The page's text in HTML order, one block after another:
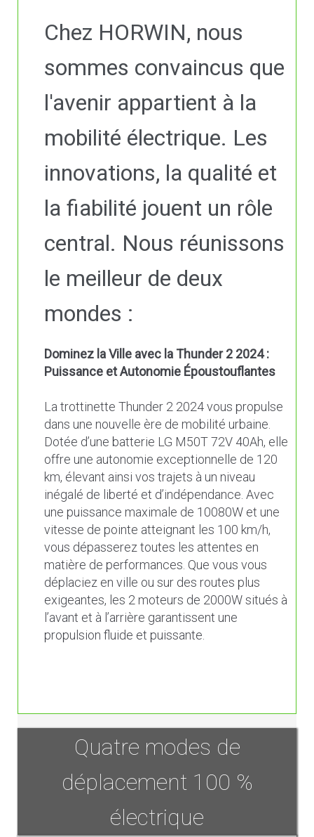
Chez HORWIN, nous
sommes convaincus que
l'avenir appartient à la
mobilité électrique. Les
innovations, la qualité et
la fiabilité jouent un rôle
central. Nous réunissons
le meilleur de deux
mondes :
Dominez la Ville avec la Thunder 2 2024 :
Puissance et Autonomie Époustouflantes
La trottinette Thunder 2 2024 vous propulse
dans une nouvelle ère de mobilité urbaine.
Dotée d’une batterie LG M50T 72V 40Ah, elle
offre une autonomie exceptionnelle de 120
km, élevant ainsi vos trajets à un niveau
inégalé de liberté et d’indépendance. Avec
une puissance maximale de 10080W et une
vitesse de pointe atteignant les 100 km/h,
vous dépasserez toutes les attentes en
matière de performances. Que vous vous
déplaciez en ville ou sur des routes plus
exigeantes, les 2 moteurs de 2000W situés à
l’avant et à l’arrière garantissent une
propulsion fluide et puissante.
Quatre modes de
déplacement 100 %
électrique